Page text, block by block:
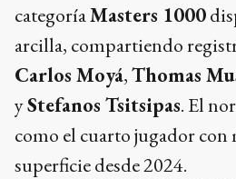
categoríaMasters 1000
arcilla, compartiendo
Carlos Moyá,Thomas
yStefanos Tsitsipas. El
como el cuarto jugador con
superficie desde 2024.